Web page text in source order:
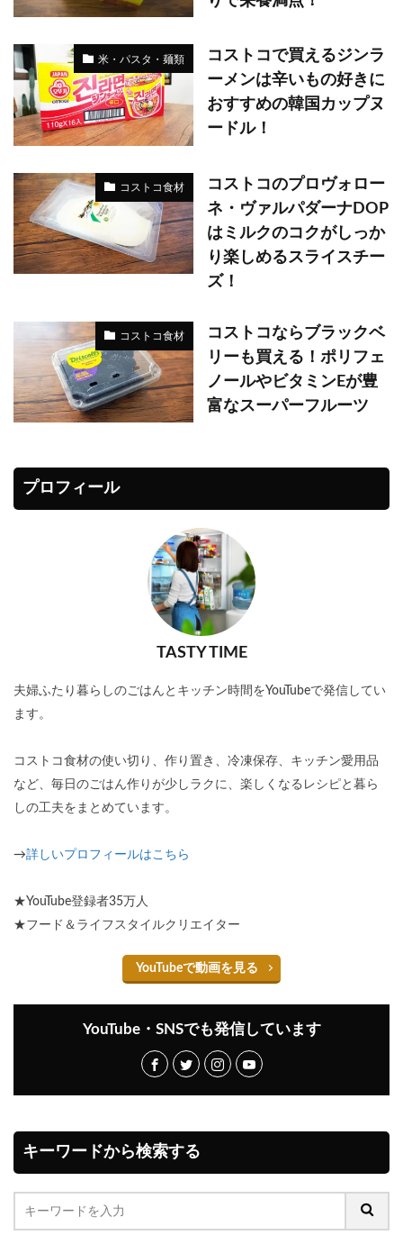
米・パスタ・麺類
コストコで買えるジンラ
ーメンは辛いもの好きに
おすすめの韓国カップヌ
ードル！
コストコ食材
コストコのプロヴォロー
ネ・ヴァルパダーナDOP
はミルクのコクがしっか
り楽しめるスライスチー
ズ！
コストコ食材
コストコならブラックベ
リーも買える！ポリフェ
ノールやビタミンEが豊
富なスーパーフルーツ
プロフィール
TASTY TIME
夫婦ふたり暮らしのごはんとキッチン時間をYouTubeで発信してい
ます。
コストコ食材の使い切り、作り置き、冷凍保存、キッチン愛用品
など、毎日のごはん作りが少しラクに、楽しくなるレシピと暮ら
しの工夫をまとめています。
→詳しいプロフィールはこちら
★YouTube登録者35万人
★フード＆ライフスタイルクリエイター
YouTubeで動画を見る
YouTube・SNSでも発信しています
キーワードから検索する